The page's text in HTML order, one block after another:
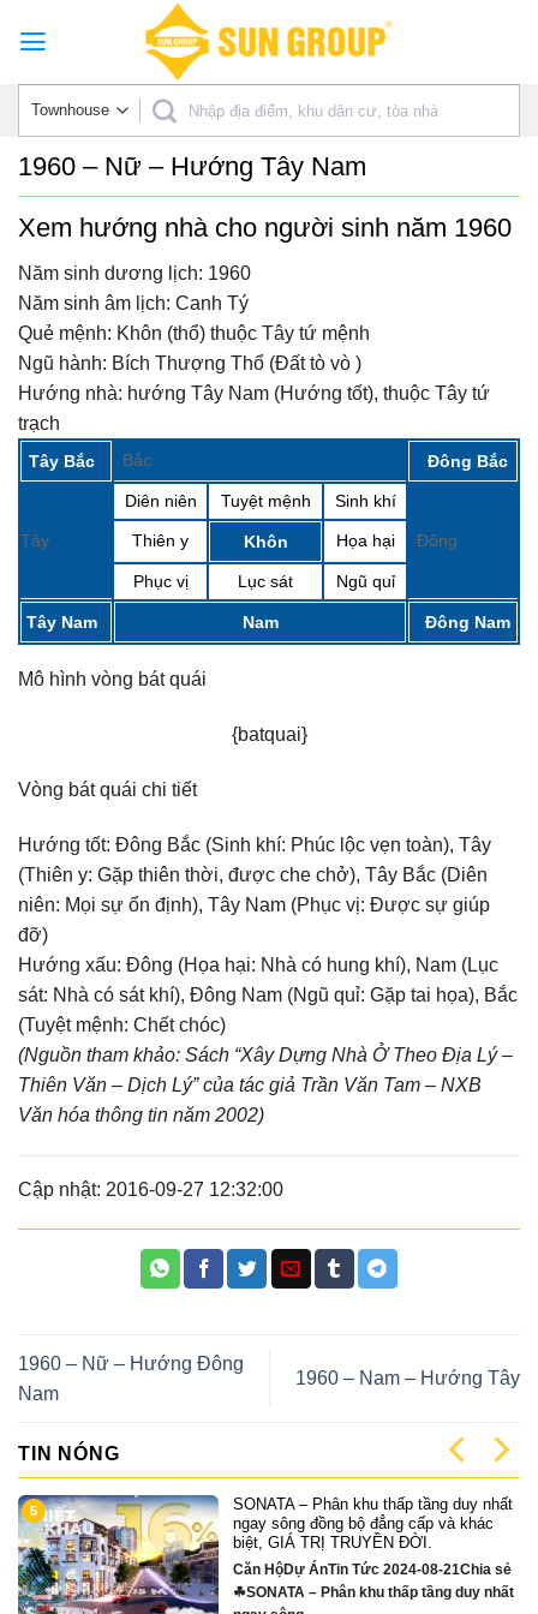
1960 – Nữ – Hướng Tây Nam
Xem hướng nhà cho người sinh năm 1960
Năm sinh dương lịch: 1960
Năm sinh âm lịch: Canh Tý
Quẻ mệnh: Khôn (thổ) thuộc Tây tứ mệnh
Ngũ hành: Bích Thượng Thổ (Đất tò vò )
Hướng nhà: hướng Tây Nam (Hướng tốt), thuộc Tây tứ
trạch
Tây Bắc Bắc Đông Bắc
Tây
Diên niên Tuyệt mệnh Sinh khí
Đông
Thiên y Khôn Họa hại
Phục vị Lục sát Ngũ quỉ
Tây Nam Nam Đông Nam
Mô hình vòng bát quái
{batquai}
Vòng bát quái chi tiết
Hướng tốt: Đông Bắc (Sinh khí: Phúc lộc vẹn toàn), Tây
(Thiên y: Gặp thiên thời, được che chở), Tây Bắc (Diên
niên: Mọi sự ổn định), Tây Nam (Phục vị: Được sự giúp
đỡ)
Hướng xấu: Đông (Họa hại: Nhà có hung khí), Nam (Lục
sát: Nhà có sát khí), Đông Nam (Ngũ quỉ: Gặp tai họa), Bắc
(Tuyệt mệnh: Chết chóc)
(Nguồn tham khảo: Sách “Xây Dựng Nhà Ở Theo Địa Lý –
Thiên Văn – Dịch Lý” của tác giả Trần Văn Tam – NXB
Văn hóa thông tin năm 2002)
Cập nhật: 2016-09-27 12:32:00
1960 – Nữ – Hướng Đông
Nam
1960 – Nam – Hướng Tây
TIN NÓNG
tầng duy nhất
và khác
08-21Chia sẻ
tầng duy nhất
9
Chuyên gia: Giá chung cư từ
năm 2026 sẽ tăng ở mức
Tin Tức 2024-07-31Chia
Giá chung cư từ nay đến năm
tăng...